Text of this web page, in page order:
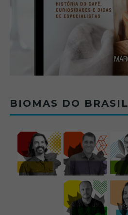
BIOMAS DO BRASIL